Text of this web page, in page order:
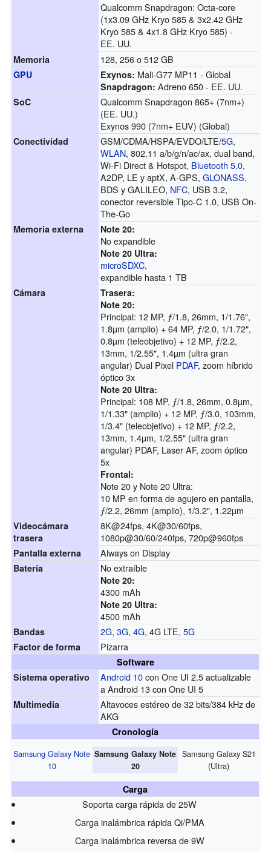
Qualcomm Snapdragon: Octa-core
(1x3.09 GHz Kryo 585 & 3x2.42 GHz
Kryo 585 & 4x1.8 GHz Kryo 585) -
EE. UU.
Memoria 128, 256 o 512 GB
GPU Exynos: Mali-G77 MP11 - Global
Snapdragon: Adreno 650 - EE. UU.
SoC
Qualcomm Snapdragon 865+ (7nm+)
(EE. UU.)
Exynos 990 (7nm+ EUV) (Global)
Conectividad GSM/CDMA/HSPA/EVDO/LTE/5G,
WLAN, 802.11 a/b/g/n/ac/ax, dual band,
Wi-Fi Direct & Hotspot, Bluetooth 5.0,
A2DP, LE y aptX, A-GPS,GLONASS,
BDS y GALILEO, NFC, USB 3.2,
conector reversible Tipo-C 1.0, USB On-
The-Go
Memoria externa Note 20:
No expandible
Note 20 Ultra:
microSDXC,
expandible hasta 1 TB
Cámara
Trasera:
Note 20:
Principal: 12 MP, ƒ/1.8, 26mm, 1/1.76",
1.8µm (amplio) + 64 MP, ƒ/2.0, 1/1.72",
0.8µm (teleobjetivo) + 12 MP, ƒ/2.2,
13mm, 1/2.55", 1.4µm (ultra gran
angular) Dual Pixel PDAF, zoom híbrido
óptico 3x
Note 20 Ultra:
Principal: 108 MP, ƒ/1.8, 26mm, 0.8µm,
1/1.33" (amplio) + 12 MP, ƒ/3.0, 103mm,
1/3.4" (teleobjetivo) + 12 MP, ƒ/2.2,
13mm, 1.4µm, 1/2.55" (ultra gran
angular) PDAF, Laser AF, zoom óptico
5x
Frontal:
Note 20 y Note 20 Ultra:
10 MP en forma de agujero en pantalla,
ƒ/2.2, 26mm (amplio), 1/3.2", 1.22µm
Videocámara
trasera
8K@24fps, 4K@30/60fps,
1080p@30/60/240fps, 720p@960fps
Pantalla externa Always on Display
Batería No extraíble
Note 20:
4300 mAh
Note 20 Ultra:
4500 mAh
Bandas 2G,3G,4G, 4G LTE,5G
Factor de forma Pizarra
Software
Sistema operativo
Android 10con One UI 2.5 actualizable
a Android 13 con One UI 5
Multimedia
Altavoces estéreo de 32 bits/384 kHz de
AKG
Cronología
Samsung Galaxy Note
10
Samsung Galaxy Note
20
Samsung Galaxy S21
(Ultra)
Carga
Soporta carga rápida de 25W
Carga inalámbrica rápida Qi/PMA
Carga inalámbrica reversa de 9W